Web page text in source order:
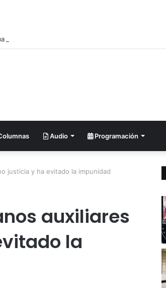
al pedido de renuncia de la vicepresidenta Villarruel
Audio Programación
justicia y ha evitado la impunidad
auxiliares
la